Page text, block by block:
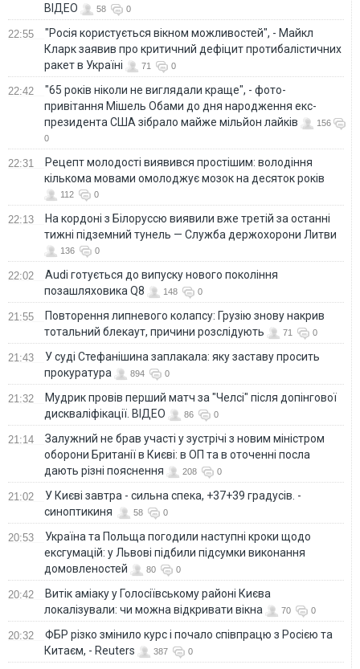
ВІДЕО
58 0
22:55
"Росія користується вікном можливостей", - Майкл
Кларк заявив про критичний дефіцит протибалістичних
ракет в Україні
71 0
22:42
"65 років ніколи не виглядали краще", - фото-
привітання Мішель Обами до дня народження екс-
президента США зібрало майже мільйон лайків
156
0
22:31
Рецепт молодості виявився простішим: володіння
кількома мовами омолоджує мозок на десяток років
112 0
22:13
На кордоні з Білоруссю виявили вже третій за останні
тижні підземний тунель — Служба держохорони Литви
136 0
22:02
Audi готується до випуску нового покоління
позашляховика Q8
148 0
21:55
Повторення липневого колапсу: Грузію знову накрив
тотальний блекаут, причини розслідують
71 0
21:43
У суді Стефанішина заплакала: яку заставу просить
прокуратура
894 0
21:32
Мудрик провів перший матч за "Челсі" після допінгової
дискваліфікації. ВІДЕО
86 0
21:14
Залужний не брав участі у зустрічі з новим міністром
оборони Британії в Києві: в ОП та в оточенні посла
дають різні пояснення
208 0
21:02
У Києві завтра - сильна спека, +37+39 градусів. -
синоптикиня
58 0
20:53
Україна та Польща погодили наступні кроки щодо
ексгумацій: у Львові підбили підсумки виконання
домовленостей
80 0
20:42
Витік аміаку у Голосіївському районі Києва
локалізували: чи можна відкривати вікна
70 0
20:32
ФБР різко змінило курс і почало співпрацю з Росією та
Китаєм, - Reuters
387 0